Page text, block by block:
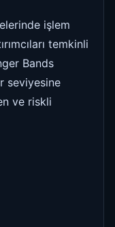
işlem
temkinli
Bands
seviyesine
ve riskli